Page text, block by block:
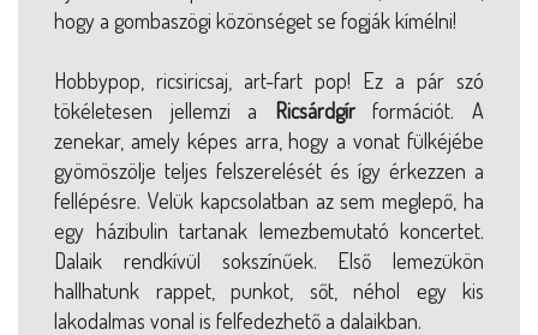
hogy a gombaszögi közönséget se fogják kímélni!
Hobbypop, ricsiricsaj, art-fart pop! Ez a pár szó
tökéletesen jellemzi a Ricsárdgírformációt. A
zenekar, amely képes arra, hogy a vonat fülkéjébe
gyömöszölje teljes felszerelését és így érkezzen a
fellépésre. Velük kapcsolatban az sem meglepő, ha
egy házibulin tartanak lemezbemutató koncertet.
Dalaik rendkívül sokszínűek. Első lemezükön
hallhatunk rappet, punkot, sőt, néhol egy kis
lakodalmas vonal is felfedezhető a dalaikban.